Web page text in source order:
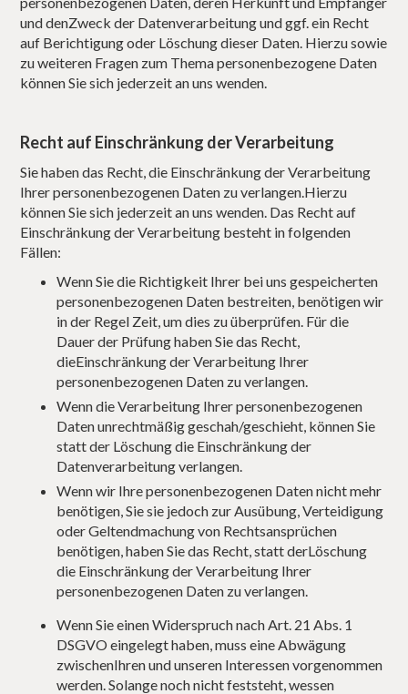
und denZweck der Datenverarbeitung und ggf. ein Recht
auf Berichtigung oder Löschung dieser Daten. Hierzu sowie
zu weiteren Fragen zum Thema personenbezogene Daten
können Sie sich jederzeit an uns wenden.
Recht auf Einschränkung der Verarbeitung
Sie haben das Recht, die Einschränkung der Verarbeitung
Ihrer personenbezogenen Daten zu verlangen.Hierzu
können Sie sich jederzeit an uns wenden. Das Recht auf
Einschränkung der Verarbeitung besteht in folgenden
Fällen:
Wenn Sie die Richtigkeit Ihrer bei uns gespeicherten
personenbezogenen Daten bestreiten, benötigen wir
in der Regel Zeit, um dies zu überprüfen. Für die
Dauer der Prüfung haben Sie das Recht,
dieEinschränkung der Verarbeitung Ihrer
personenbezogenen Daten zu verlangen.
Wenn die Verarbeitung Ihrer personenbezogenen
Daten unrechtmäßig geschah/geschieht, können Sie
statt der Löschung die Einschränkung der
Datenverarbeitung verlangen.
Wenn wir Ihre personenbezogenen Daten nicht mehr
benötigen, Sie sie jedoch zur Ausübung, Verteidigung
oder Geltendmachung von Rechtsansprüchen
benötigen, haben Sie das Recht, statt derLöschung
die Einschränkung der Verarbeitung Ihrer
personenbezogenen Daten zu verlangen.
Wenn Sie einen Widerspruch nach Art. 21 Abs. 1
DSGVO eingelegt haben, muss eine Abwägung
zwischenIhren und unseren Interessen vorgenommen
werden. Solange noch nicht feststeht, wessen